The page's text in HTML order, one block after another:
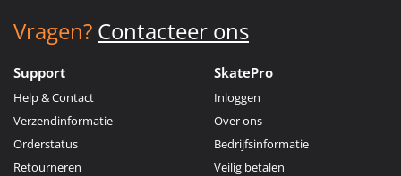
Vragen? Contacteer ons
Support
Help & Contact
Verzendinformatie
Orderstatus
Retourneren
SkatePro
Inloggen
Over ons
Bedrijfsinformatie
Veilig betalen